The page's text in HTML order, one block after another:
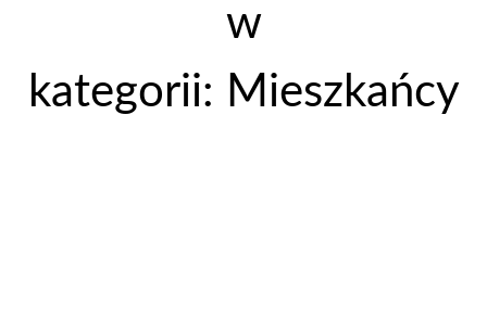
w
kategorii: Mieszkańcy